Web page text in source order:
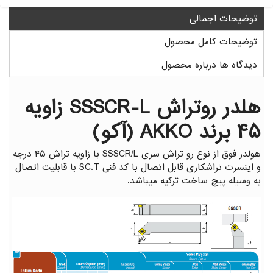
توضیحات اجمالی
توضیحات کامل محصول
دیدگاه ها درباره محصول
هلدر روتراش SSSCR-L زاویه
۴۵ برند AKKO (آکو)
هولدر فوق از نوع رو تراش سری SSSCR/L با زاویه تراش ۴۵ درجه
و اینسرت تراشکاری قابل اتصال با کد فنی SC.T با قابلیت اتصال
به وسیله پیچ ساخت ترکیه میباشد.